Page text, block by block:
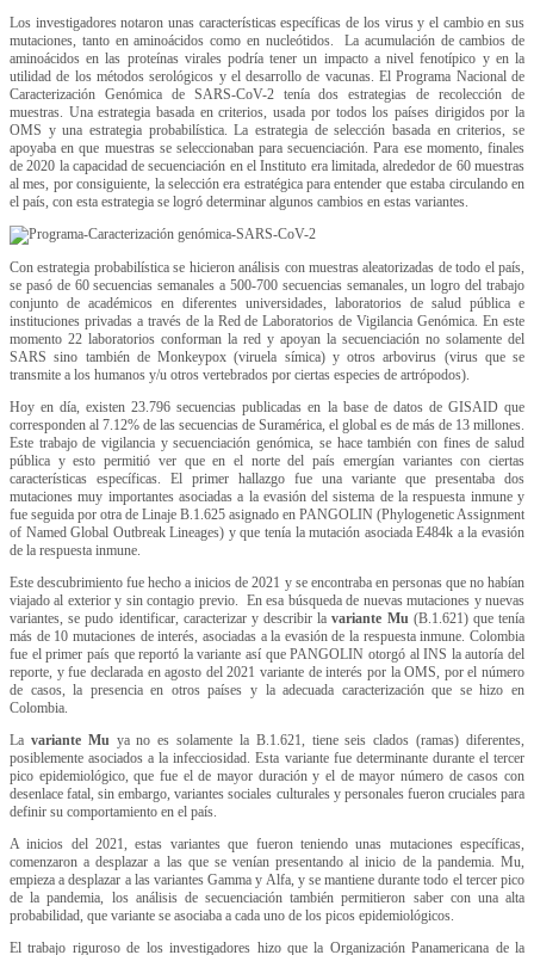
Los investigadores notaron unas características específicas de los virus y el cambio en sus
mutaciones, tanto en aminoácidos como en nucleótidos. La acumulación de cambios de
aminoácidos en las proteínas virales podría tener un impacto a nivel fenotípico y en la
utilidad de los métodos serológicos y el desarrollo de vacunas. El Programa Nacional de
Caracterización Genómica de SARS-CoV-2 tenía dos estrategias de recolección de
muestras. Una estrategia basada en criterios, usada por todos los países dirigidos por la
OMS y una estrategia probabilística. La estrategia de selección basada en criterios, se
apoyaba en que muestras se seleccionaban para secuenciación. Para ese momento, finales
de 2020 la capacidad de secuenciación en el Instituto era limitada, alrededor de 60 muestras
al mes, por consiguiente, la selección era estratégica para entender que estaba circulando en
el país, con esta estrategia se logró determinar algunos cambios en estas variantes.
Con estrategia probabilística se hicieron análisis con muestras aleatorizadas de todo el país,
se pasó de 60 secuencias semanales a 500-700 secuencias semanales, un logro del trabajo
conjunto de académicos en diferentes universidades, laboratorios de salud pública e
instituciones privadas a través de la Red de Laboratorios de Vigilancia Genómica. En este
momento 22 laboratorios conforman la red y apoyan la secuenciación no solamente del
SARS sino también de Monkeypox (viruela símica) y otros arbovirus (virus que se
transmite a los humanos y/u otros vertebrados por ciertas especies de artrópodos).
Hoy en día, existen 23.796 secuencias publicadas en la base de datos de GISAID que
corresponden al 7.12% de las secuencias de Suramérica, el global es de más de 13 millones.
Este trabajo de vigilancia y secuenciación genómica, se hace también con fines de salud
pública y esto permitió ver que en el norte del país emergían variantes con ciertas
características específicas. El primer hallazgo fue una variante que presentaba dos
mutaciones muy importantes asociadas a la evasión del sistema de la respuesta inmune y
fue seguida por otra de Linaje B.1.625 asignado en PANGOLIN (Phylogenetic Assignment
of Named Global Outbreak Lineages) y que tenía la mutación asociada E484k a la evasión
de la respuesta inmune.
Este descubrimiento fue hecho a inicios de 2021 y se encontraba en personas que no habían
viajado al exterior y sin contagio previo. En esa búsqueda de nuevas mutaciones y nuevas
variantes, se pudo identificar, caracterizar y describir lavariante Mu (B.1.621) que tenía
más de 10 mutaciones de interés, asociadas a la evasión de la respuesta inmune. Colombia
fue el primer país que reportó la variante así que PANGOLIN otorgó al INS la autoría del
reporte, y fue declarada en agosto del 2021 variante de interés por la OMS, por el número
de casos, la presencia en otros países y la adecuada caracterización que se hizo en
Colombia.
La variante Mu ya no es solamente la B.1.621, tiene seis clados (ramas) diferentes,
posiblemente asociados a la infecciosidad. Esta variante fue determinante durante el tercer
pico epidemiológico, que fue el de mayor duración y el de mayor número de casos con
desenlace fatal, sin embargo, variantes sociales culturales y personales fueron cruciales para
definir su comportamiento en el país.
A inicios del 2021, estas variantes que fueron teniendo unas mutaciones específicas,
comenzaron a desplazar a las que se venían presentando al inicio de la pandemia. Mu,
empieza a desplazar a las variantes Gamma y Alfa, y se mantiene durante todo el tercer pico
de la pandemia, los análisis de secuenciación también permitieron saber con una alta
probabilidad, que variante se asociaba a cada uno de los picos epidemiológicos.
El trabajo riguroso de los investigadores hizo que la Organización Panamericana de la